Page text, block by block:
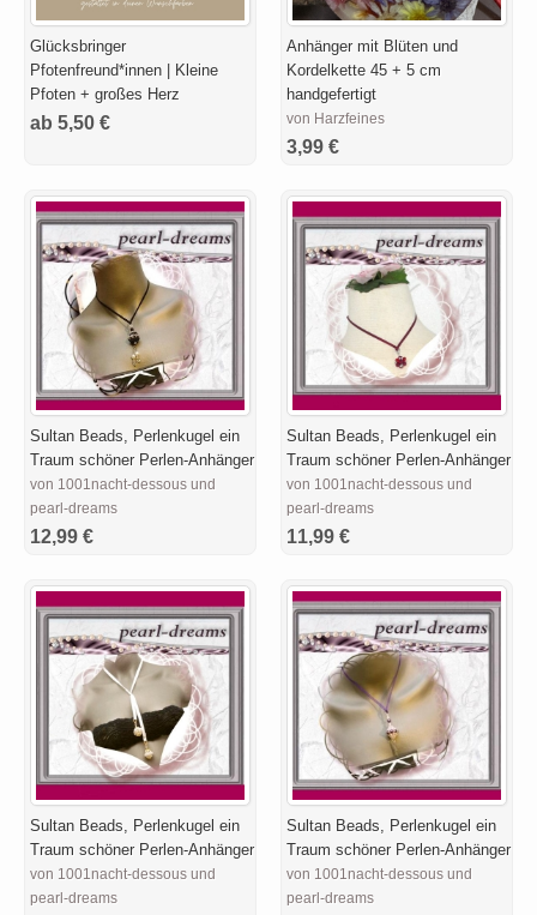
Glücksbringer
Pfotenfreund*innen | Kleine
Pfoten + großes Herz
ab 5,50 €
Anhänger mit Blüten und
Kordelkette 45 + 5 cm
handgefertigt
von Harzfeines
3,99 €
Sultan Beads, Perlenkugel ein
Traum schöner Perlen-Anhänger
von 1001nacht-dessous und
pearl-dreams
12,99 €
Sultan Beads, Perlenkugel ein
Traum schöner Perlen-Anhänger
von 1001nacht-dessous und
pearl-dreams
11,99 €
Sultan Beads, Perlenkugel ein
Traum schöner Perlen-Anhänger
von 1001nacht-dessous und
pearl-dreams
Sultan Beads, Perlenkugel ein
Traum schöner Perlen-Anhänger
von 1001nacht-dessous und
pearl-dreams